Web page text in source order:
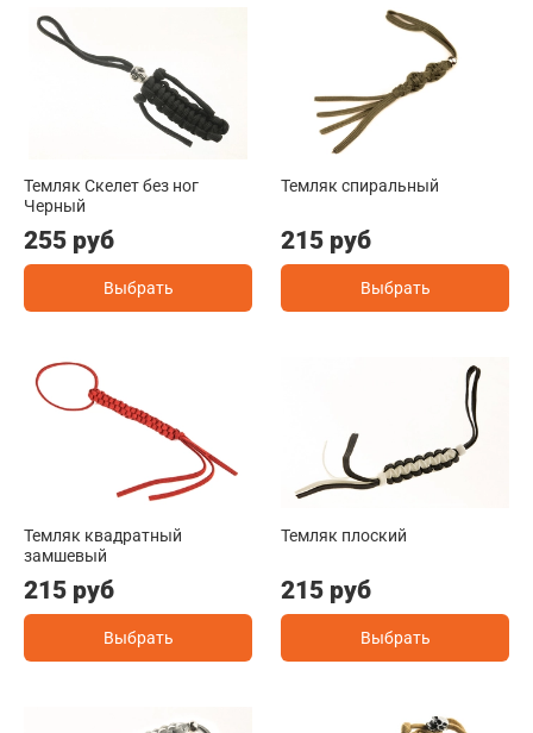
Темляк Скелет без ног
Черный
255 руб
Выбрать
Темляк спиральный
215 руб
Выбрать
Темляк квадратный
замшевый
215 руб
Выбрать
Темляк плоский
215 руб
Выбрать